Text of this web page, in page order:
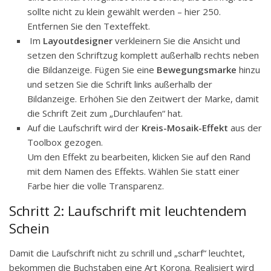
sollte nicht zu klein gewählt werden – hier 250.
Entfernen Sie den Texteffekt.
Im Layoutdesigner verkleinern Sie die Ansicht und
setzen den Schriftzug komplett außerhalb rechts neben
die Bildanzeige. Fügen Sie eine Bewegungsmarke hinzu
und setzen Sie die Schrift links außerhalb der
Bildanzeige. Erhöhen Sie den Zeitwert der Marke, damit
die Schrift Zeit zum „Durchlaufen“ hat.
Auf die Laufschrift wird der Kreis-Mosaik-Effekt aus der
Toolbox gezogen.
Um den Effekt zu bearbeiten, klicken Sie auf den Rand
mit dem Namen des Effekts. Wählen Sie statt einer
Farbe hier die volle Transparenz.
Schritt 2: Laufschrift mit leuchtendem
Schein
Damit die Laufschrift nicht zu schrill und „scharf“ leuchtet,
bekommen die Buchstaben eine Art Korona. Realisiert wird